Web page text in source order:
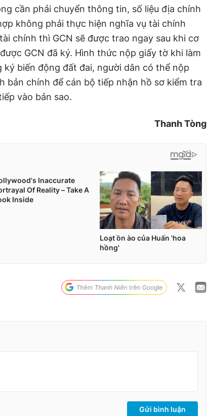
cần phải chuyển thông tin, số liệu địa chính
không phải thực hiện nghĩa vụ tài chính
chính thì GCN sẽ được trao ngay sau khi cơ
GCN đã ký. Hình thức nộp giấy tờ khi làm
ký biến động đất đai, người dân có thể nộp
bản chính để cán bộ tiếp nhận hồ sơ kiểm tra
vào bản sao.
Thanh Tòng
Gửi bình luận